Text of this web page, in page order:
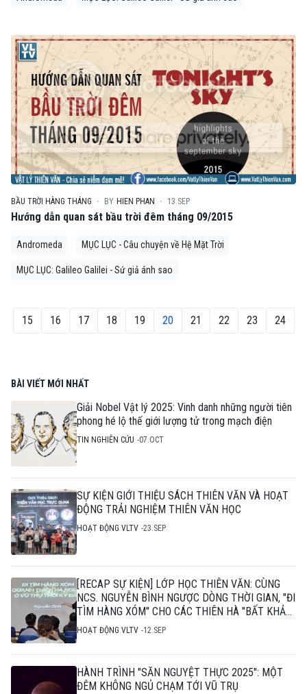
BẦU TRỜI HÀNG THÁNG BY HIEN PHAN 13.SEP
Hướng dẫn quan sát bầu trời đêm tháng 09/2015
Andromeda MỤC LỤC - Câu chuyện về Hệ Mặt Trời
MỤC LỤC: Galileo Galilei - Sứ giả ánh sao
15 16 17 18 19 20 21 22 23 24
BÀI VIẾT MỚI NHẤT
Giải Nobel Vật lý 2025: Vinh danh những người tiên
phong hé lộ thế giới lượng tử trong mạch điện
TIN NGHIÊN CỨU 07.OCT
SỰ KIỆN GIỚI THIỆU SÁCH THIÊN VĂN VÀ HOẠT
ĐỘNG TRẢI NGHIỆM THIÊN VĂN HỌC
HOẠT ĐỘNG VLTV 23.SEP
[RECAP SỰ KIỆN] LỚP HỌC THIÊN VĂN: CÙNG
NCS. NGUYỄN BÌNH NGƯỢC DÒNG THỜI GIAN, "ĐI
TÌM HÀNG XÓM" CHO CÁC THIÊN HÀ "BẤT KHẢ
THI"
HOẠT ĐỘNG VLTV 12.SEP
HÀNH TRÌNH "SĂN NGUYỆT THỰC 2025": MỘT
ĐÊM KHÔNG NGỦ CHẠM TỚI VŨ TRỤ